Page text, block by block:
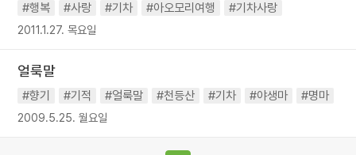
#행복 #사랑 #기차 #아오모리여행 #기차사랑
2011.1.27. 목요일
얼룩말
#향기 #기적 #얼룩말 #천등산 #기차 #야생마 #명마
2009.5.25. 월요일